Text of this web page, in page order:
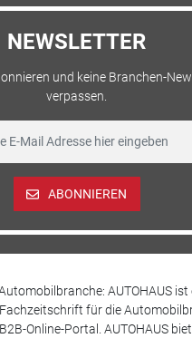
NEWSLETTER
und keine Branchen-
verpassen.
ABONNIEREN
AUTOHAUS ist
für die
Online-Portal. AUTOHAUS